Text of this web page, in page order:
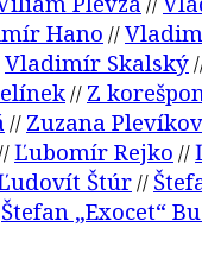
Hano //
Vladimír Skalský
// Z
// Zuzana
Ľubomír Rejko //
Štúr//
Štefan „Exocet“